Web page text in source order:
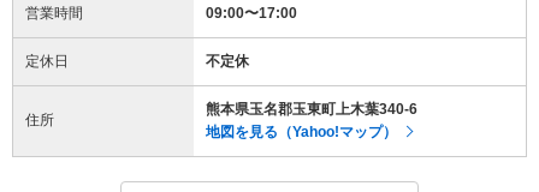
営業時間 09:00〜17:00
定休日 不定休
住所
熊本県玉名郡玉東町上木葉340-6
地図を見る（Yahoo!マップ）